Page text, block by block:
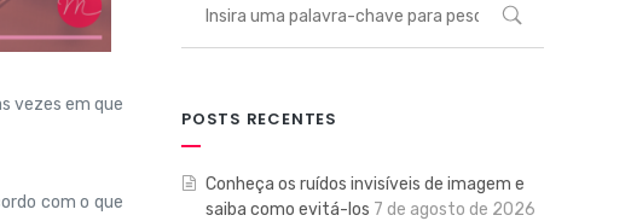
vezes em que
com o que
POSTS RECENTES
Conheça os ruídos invisíveis de imagem e
saiba como evitá-los 7 de agosto de 2026